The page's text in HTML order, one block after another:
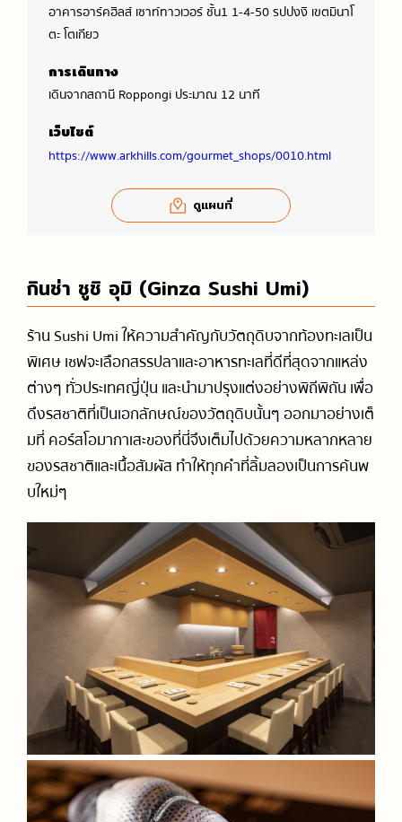
อาคารอาร์คฮิลส์ เซาท์ทาวเวอร์ ชั้น1 1-4-50 รปปงงิ เขตมินาโ
ตะ โตเกียว
การเดินทาง
เดินจากสถานี Roppongi ประมาณ 12 นาที
เว็บไซต์
https://www.arkhills.com/gourmet_shops/0010.html
ดูแผนที่
กินซ่า ซูชิ อุมิ (Ginza Sushi Umi)
ร้าน Sushi Umi ให้ความสำคัญกับวัตถุดิบจากท้องทะเลเป็น
พิเศษ เชฟจะเลือกสรรปลาและอาหารทะเลที่ดีที่สุดจากแหล่ง
ต่างๆ ทั่วประเทศญี่ปุ่น และนำมาปรุงแต่งอย่างพิถีพิถัน เพื่อ
ดึงรสชาติที่เป็นเอกลักษณ์ของวัตถุดิบนั้นๆ ออกมาอย่างเต็
มที่ คอร์สโอมากาเสะของที่นี่จึงเต็มไปด้วยความหลากหลาย
ของรสชาติและเนื้อสัมผัส ทำให้ทุกคำที่ลิ้มลองเป็นการค้นพ
บใหม่ๆ